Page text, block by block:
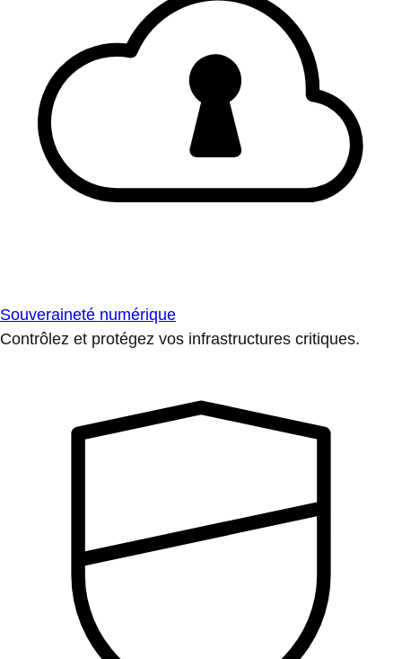
Souveraineté numérique
Contrôlez et protégez vos infrastructures critiques.